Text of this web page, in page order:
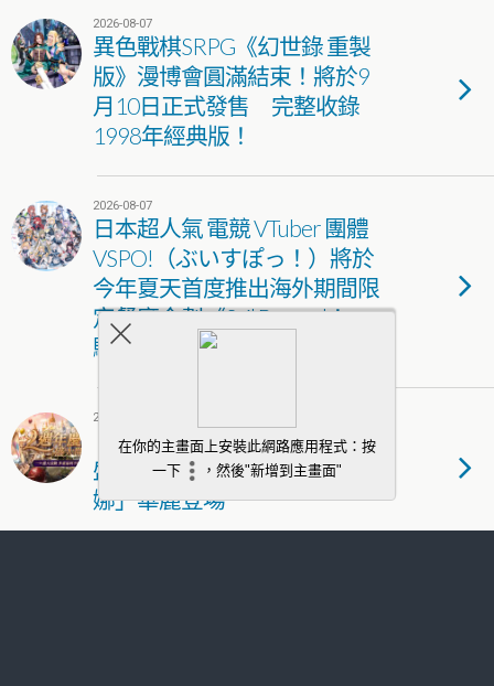
2026-08-07
異色戰棋SRPG《幻世錄 重製
版》漫博會圓滿結束！將於9
月10日正式發售 完整收錄
1998年經典版！
2026-08-07
日本超人氣 電競 VTuber 團體
VSPO!（ぶいすぽっ！）將於
今年夏天首度推出海外期間限
定餐廳企劃《Sail Beyond！～
駛向更遠的彼方～》
2026-08-07
《新王者之劍》歡慶二週年！
盛夏慶典狂歡開跑 新角色「黛
娜」華麗登場